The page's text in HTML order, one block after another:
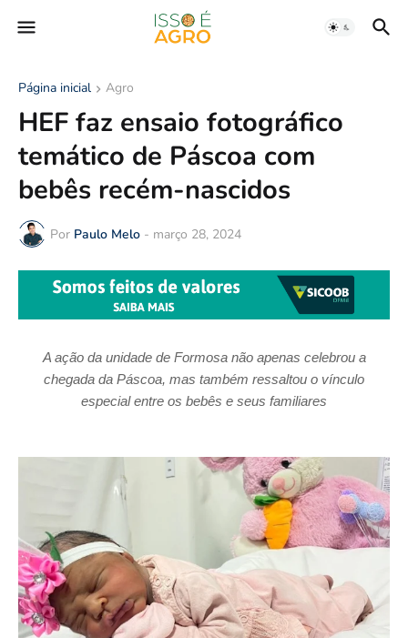
Página inicial Agro
HEF faz ensaio fotográfico
temático de Páscoa com
bebês recém-nascidos
Por Paulo Melo - março 28, 2024
A ação da unidade de Formosa não apenas celebrou a
chegada da Páscoa, mas também ressaltou o vínculo
especial entre os bebês e seus familiares